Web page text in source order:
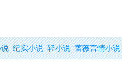
纪实小说 轻小说 蔷薇言情小说